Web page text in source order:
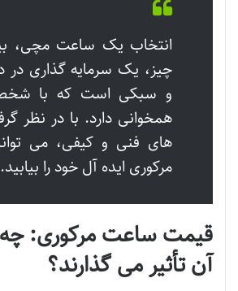
انتخاب یک ساعت مچی،
چیز، یک سرمایه گذاری در
و سبکی است که با
همخوانی دارد. با در نظر
های فنی و کیفی، می
مرکوری ایده آل خود را بیابید.
قیمت ساعت مرکوری: چه
آن تأثیر می گذارند؟